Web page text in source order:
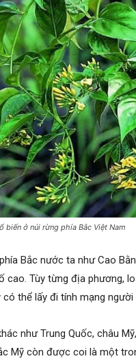
biến ở núi rừng phía Bắc Việt Nam
Bắc nước ta như Cao
cao. Tùy từng địa phương,
thể lấy đi tính mạng
như Trung Quốc, châu Mỹ,
Mỹ còn được coi là một